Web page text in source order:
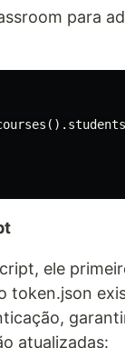
para
ele
token.json
atualizadas: